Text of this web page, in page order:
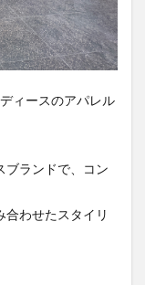
ィースのアパレル
ブランドで、コン
合わせたスタイリ